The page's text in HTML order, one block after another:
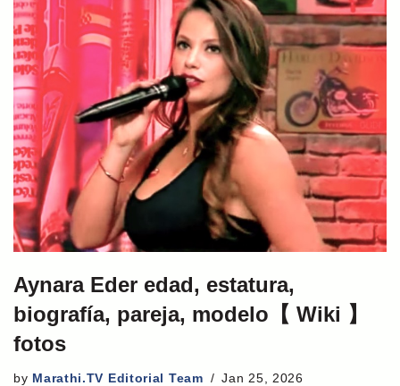
Aynara Eder edad, estatura,
biografía, pareja, modelo【 Wiki 】
fotos
by Marathi.TV Editorial Team Jan 25, 2026